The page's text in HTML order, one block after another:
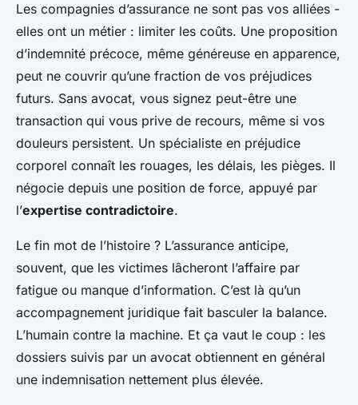
Les compagnies d’assurance ne sont pas vos alliées -
elles ont un métier : limiter les coûts. Une proposition
d’indemnité précoce, même généreuse en apparence,
peut ne couvrir qu’une fraction de vos préjudices
futurs. Sans avocat, vous signez peut-être une
transaction qui vous prive de recours, même si vos
douleurs persistent. Un spécialiste en préjudice
corporel connaît les rouages, les délais, les pièges. Il
négocie depuis une position de force, appuyé par
l’expertise contradictoire.
Le fin mot de l’histoire ? L’assurance anticipe,
souvent, que les victimes lâcheront l’affaire par
fatigue ou manque d’information. C’est là qu’un
accompagnement juridique fait basculer la balance.
L’humain contre la machine. Et ça vaut le coup : les
dossiers suivis par un avocat obtiennent en général
une indemnisation nettement plus élevée.